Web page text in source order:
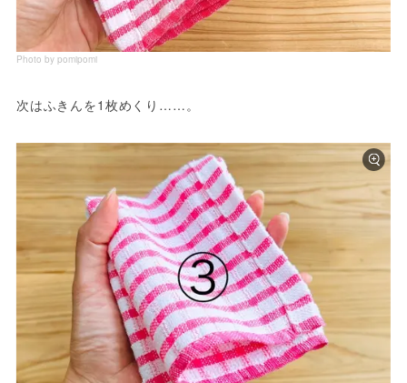
Photo by pomipomi
次はふきんを1枚めくり……。